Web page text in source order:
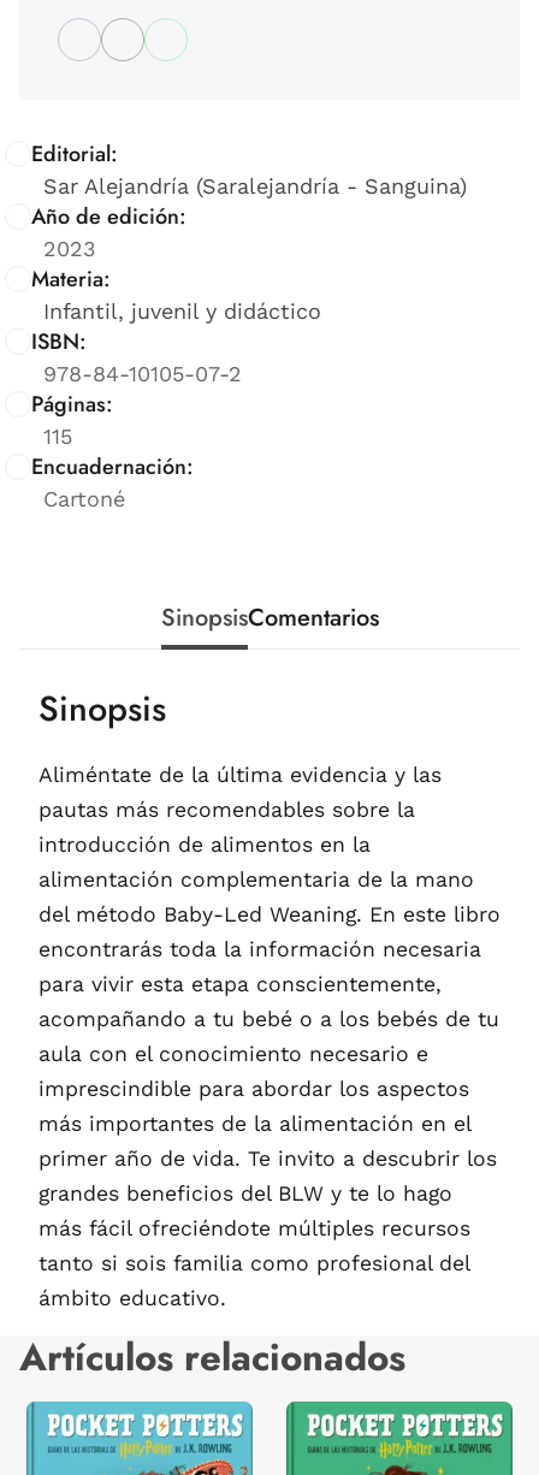
Editorial:
Sar Alejandría (Saralejandría - Sanguina)
Año de edición:
2023
Materia:
Infantil, juvenil y didáctico
ISBN:
978-84-10105-07-2
Páginas:
115
Encuadernación:
Cartoné
SinopsisComentarios
Sinopsis
Aliméntate de la última evidencia y las
pautas más recomendables sobre la
introducción de alimentos en la
alimentación complementaria de la mano
del método Baby-Led Weaning. En este libro
encontrarás toda la información necesaria
para vivir esta etapa conscientemente,
acompañando a tu bebé o a los bebés de tu
aula con el conocimiento necesario e
imprescindible para abordar los aspectos
más importantes de la alimentación en el
primer año de vida. Te invito a descubrir los
grandes beneficios del BLW y te lo hago
más fácil ofreciéndote múltiples recursos
tanto si sois familia como profesional del
ámbito educativo.
Artículos relacionados